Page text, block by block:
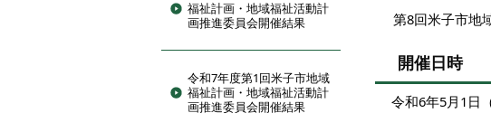
福祉計画・地域福祉活動計
画推進委員会開催結果
令和7年度第1回米子市地域
福祉計画・地域福祉活動計
画推進委員会開催結果
第8回米子市地
開催日時
令和6年5月1日